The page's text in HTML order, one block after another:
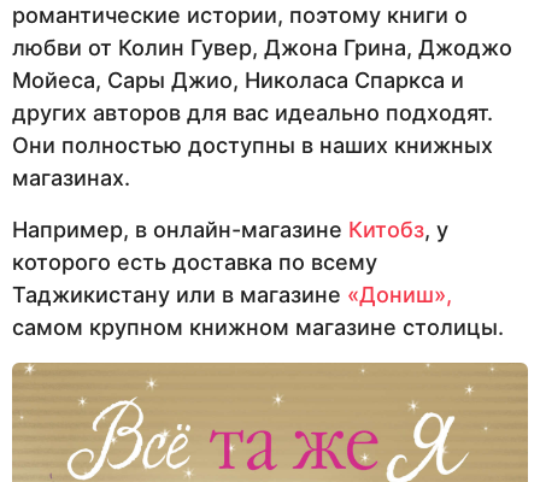
романтические истории, поэтому книги о
любви от Колин Гувер, Джона Грина, Джоджо
Мойеса, Сары Джио, Николаса Спаркса и
других авторов для вас идеально подходят.
Они полностью доступны в наших книжных
магазинах.
Например, в онлайн-магазине Китобз, у
которого есть доставка по всему
Таджикистану или в магазине «Дониш»,
самом крупном книжном магазине столицы.